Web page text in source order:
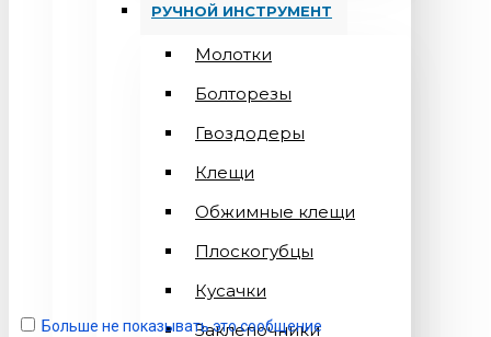
РУЧНОЙ ИНСТРУМЕНТ
Молотки
Болторезы
Гвоздодеры
Клещи
Обжимные клещи
Плоскогубцы
Кусачки
Заклепочники
Больше не показывать это сообщение